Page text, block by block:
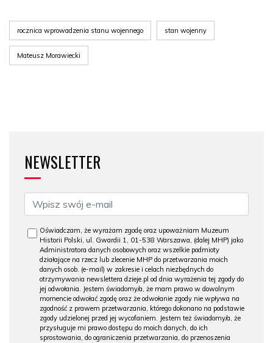
rocznica wprowadzenia stanu wojennego stan wojenny
Mateusz Morawiecki
NEWSLETTER
Oświadczam, że wyrażam zgodę oraz upoważniam Muzeum
Historii Polski, ul. Gwardii 1, 01-538 Warszawa, (dalej MHP) jako
Administratora danych osobowych oraz wszelkie podmioty
działające na rzecz lub zlecenie MHP do przetwarzania moich
danych osob. (e-mail) w zakresie i celach niezbędnych do
otrzymywania newslettera dzieje.pl od dnia wyrażenia tej zgody do
jej odwołania. Jestem świadomy/a, że mam prawo w dowolnym
momencie odwołać zgodę oraz że odwołanie zgody nie wpływa na
zgodność z prawem przetwarzania, którego dokonano na podstawie
zgody udzielonej przed jej wycofaniem. Jestem też świadomy/a, że
przysługuje mi prawo dostępu do moich danych, do ich
sprostowania, do ograniczenia przetwarzania, do przenoszenia